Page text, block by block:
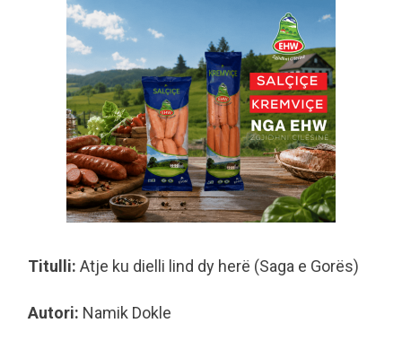
Titulli: Atje ku dielli lind dy herë (Saga e Gorës)
Autori: Namik Dokle